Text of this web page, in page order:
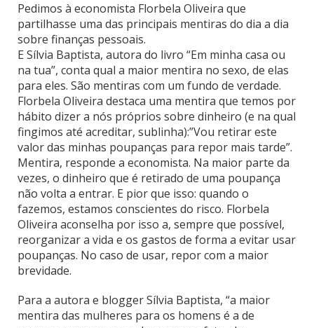
Pedimos à economista Florbela Oliveira que
partilhasse uma das principais mentiras do dia a dia
sobre finanças pessoais.
E Sílvia Baptista, autora do livro “Em minha casa ou
na tua”, conta qual a maior mentira no sexo, de elas
para eles. São mentiras com um fundo de verdade.
Florbela Oliveira destaca uma mentira que temos por
hábito dizer a nós próprios sobre dinheiro (e na qual
fingimos até acreditar, sublinha):”Vou retirar este
valor das minhas poupanças para repor mais tarde”.
Mentira, responde a economista. Na maior parte da
vezes, o dinheiro que é retirado de uma poupança
não volta a entrar. E pior que isso: quando o
fazemos, estamos conscientes do risco. Florbela
Oliveira aconselha por isso a, sempre que possível,
reorganizar a vida e os gastos de forma a evitar usar
poupanças. No caso de usar, repor com a maior
brevidade.
Para a autora e blogger Sílvia Baptista, “a maior
mentira das mulheres para os homens é a de